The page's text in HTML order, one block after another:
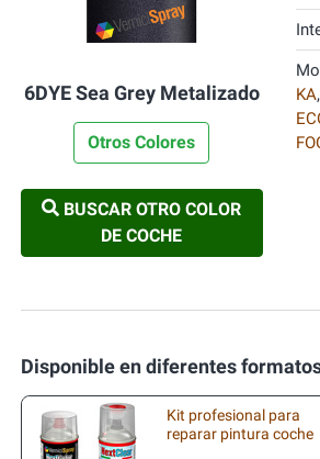
6DYE Sea Grey Metalizado
Otros Colores
BUSCAR OTRO COLOR
DE COCHE
KA,
Disponible en diferentes
Kit profesional para
reparar pintura coche